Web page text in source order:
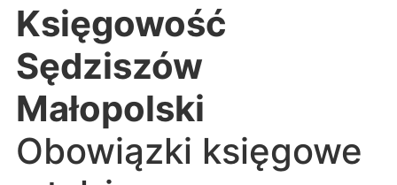
Księgowość
Sędziszów
Małopolski
Obowiązki księgowe